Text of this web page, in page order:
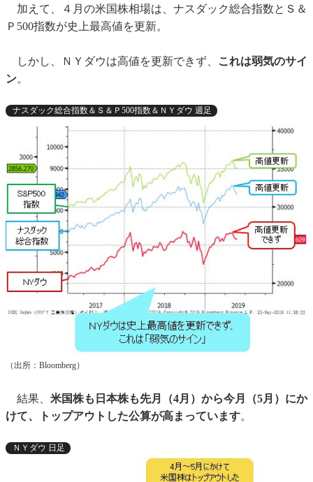
加えて、４月の米国株相場は、ナスダック総合指数とＳ＆
Ｐ500指数が史上最高値を更新。
しかし、ＮＹダウは高値を更新できず、
これは弱気のサイ
ン。
ナスダック総合指数＆Ｓ＆Ｐ500指数＆ＮＹダウ 週足
（出所：Bloomberg）
結果、 米国株も日本株も先月（4月）から今月（5月）にか
けて、トップアウトした公算が高まっています。
ＮＹダウ 日足